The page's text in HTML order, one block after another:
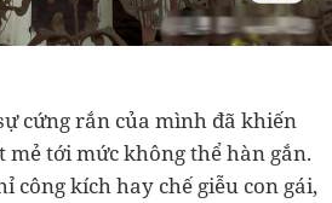
cứng rắn của mình đã khiến
tới mức không thể hàn gắn.
công kích hay chế giễu con gái,